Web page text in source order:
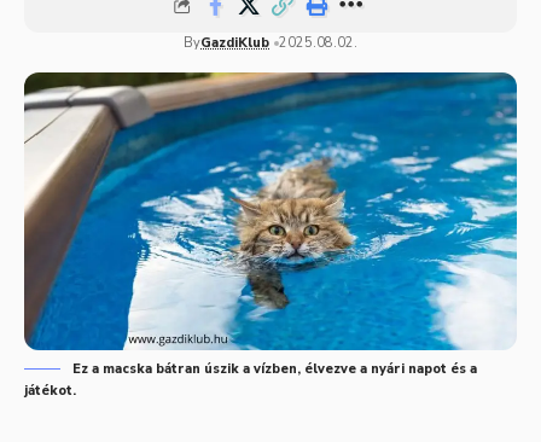
ByGazdiKlub 2025.08.02.
Ez a macska bátran úszik a vízben, élvezve a nyári napot és a
játékot.